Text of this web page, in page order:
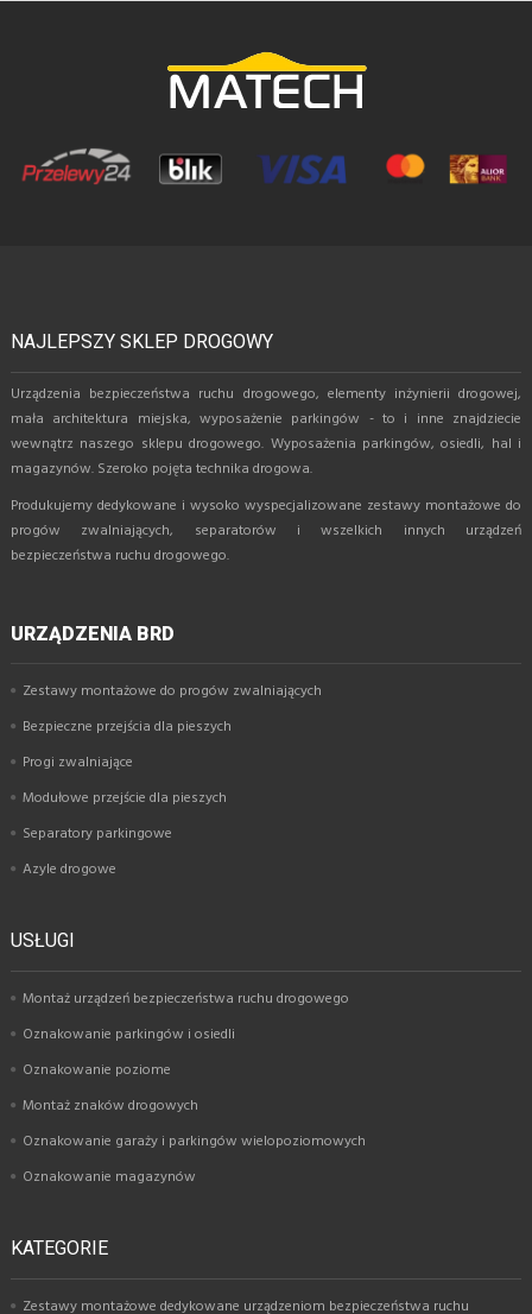
NAJLEPSZY SKLEP DROGOWY
Urządzenia bezpieczeństwa ruchu drogowego, elementy inżynierii drogowej,
mała architektura miejska, wyposażenie parkingów - to i inne znajdziecie
wewnątrz naszego sklepu drogowego. Wyposażenia parkingów, osiedli, hal i
magazynów. Szeroko pojęta technika drogowa.
Produkujemy dedykowane i wysoko wyspecjalizowane zestawy montażowe do
progów zwalniających, separatorów i wszelkich innych urządzeń
bezpieczeństwa ruchu drogowego.
URZĄDZENIA BRD
Zestawy montażowe do progów zwalniających
Bezpieczne przejścia dla pieszych
Progi zwalniające
Modułowe przejście dla pieszych
Separatory parkingowe
Azyle drogowe
USŁUGI
Montaż urządzeń bezpieczeństwa ruchu drogowego
Oznakowanie parkingów i osiedli
Oznakowanie poziome
Montaż znaków drogowych
Oznakowanie garaży i parkingów wielopoziomowych
Oznakowanie magazynów
KATEGORIE
Zestawy montażowe dedykowane urządzeniom bezpieczeństwa ruchu